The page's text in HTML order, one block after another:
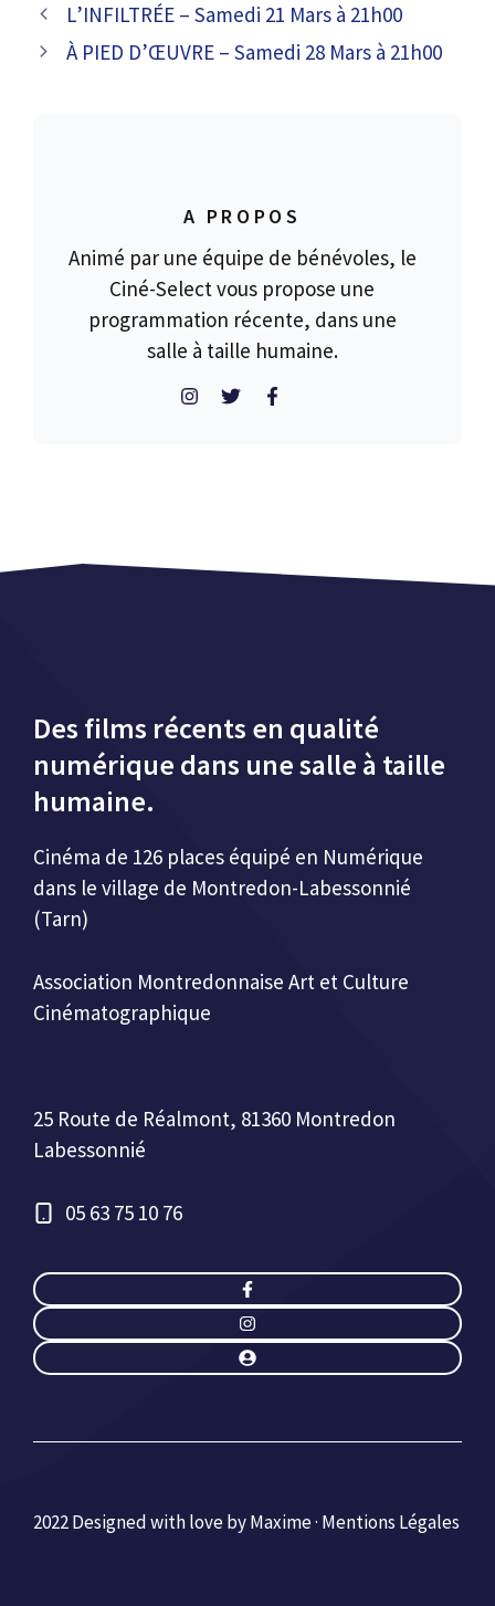
L’INFILTRÉE – Samedi 21 Mars à 21h00
À PIED D’ŒUVRE – Samedi 28 Mars à 21h00
A PROPOS
Animé par une équipe de bénévoles, le
Ciné-Select vous propose une
programmation récente, dans une
salle à taille humaine.
Des films récents en qualité
numérique dans une salle à taille
humaine.
Cinéma de 126 places équipé en Numérique
dans le village de Montredon-Labessonnié
(Tarn)
Association Montredonnaise Art et Culture
Cinématographique
25 Route de Réalmont, 81360 Montredon
Labessonnié
05 63 75 10 76
2022 Designed with love by Maxime · Mentions Légales